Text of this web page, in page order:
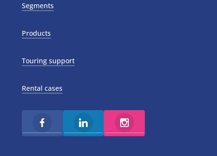
Segments
Products
Touring support
Rental cases